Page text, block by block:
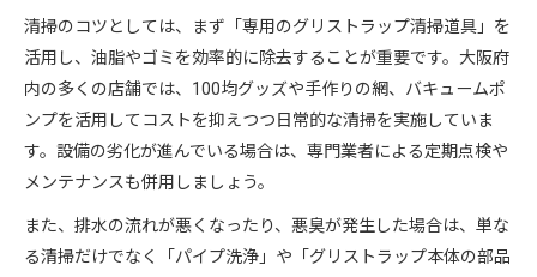
清掃のコツとしては、まず「専用のグリストラップ清掃道具」を
活用し、油脂やゴミを効率的に除去することが重要です。大阪府
内の多くの店舗では、100均グッズや手作りの網、バキュームポ
ンプを活用してコストを抑えつつ日常的な清掃を実施していま
す。設備の劣化が進んでいる場合は、専門業者による定期点検や
メンテナンスも併用しましょう。
また、排水の流れが悪くなったり、悪臭が発生した場合は、単な
る清掃だけでなく「パイプ洗浄」や「グリストラップ本体の部品